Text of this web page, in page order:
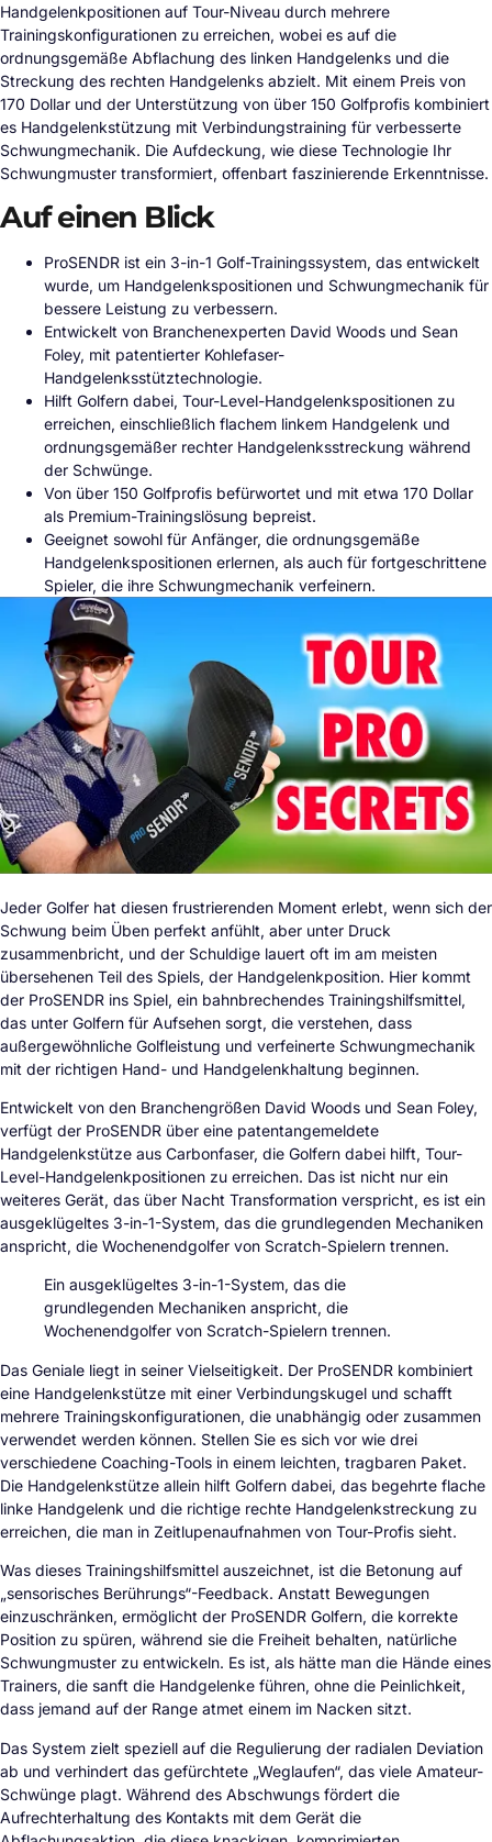
Handgelenkpositionen auf Tour-Niveau durch mehrere
Trainingskonfigurationen zu erreichen, wobei es auf die
ordnungsgemäße Abflachung des linken Handgelenks und die
Streckung des rechten Handgelenks abzielt. Mit einem Preis von
170 Dollar und der Unterstützung von über 150 Golfprofis kombiniert
es Handgelenkstützung mit Verbindungstraining für verbesserte
Schwungmechanik. Die Aufdeckung, wie diese Technologie Ihr
Schwungmuster transformiert, offenbart faszinierende Erkenntnisse.
Auf einen Blick
ProSENDR ist ein 3-in-1 Golf-Trainingssystem, das entwickelt
wurde, um Handgelenkspositionen und Schwungmechanik für
bessere Leistung zu verbessern.
Entwickelt von Branchenexperten David Woods und Sean
Foley, mit patentierter Kohlefaser-
Handgelenksstütztechnologie.
Hilft Golfern dabei, Tour-Level-Handgelenkspositionen zu
erreichen, einschließlich flachem linkem Handgelenk und
ordnungsgemäßer rechter Handgelenksstreckung während
der Schwünge.
Von über 150 Golfprofis befürwortet und mit etwa 170 Dollar
als Premium-Trainingslösung bepreist.
Geeignet sowohl für Anfänger, die ordnungsgemäße
Handgelenkspositionen erlernen, als auch für fortgeschrittene
Spieler, die ihre Schwungmechanik verfeinern.
Jeder Golfer hat diesen frustrierenden Moment erlebt, wenn sich der
Schwung beim Üben perfekt anfühlt, aber unter Druck
zusammenbricht, und der Schuldige lauert oft im am meisten
übersehenen Teil des Spiels, der Handgelenkposition. Hier kommt
der ProSENDR ins Spiel, ein bahnbrechendes Trainingshilfsmittel,
das unter Golfern für Aufsehen sorgt, die verstehen, dass
außergewöhnliche Golfleistung und verfeinerte Schwungmechanik
mit der richtigen Hand- und Handgelenkhaltung beginnen.
Entwickelt von den Branchengrößen David Woods und Sean Foley,
verfügt der ProSENDR über eine patentangemeldete
Handgelenkstütze aus Carbonfaser, die Golfern dabei hilft, Tour-
Level-Handgelenkpositionen zu erreichen. Das ist nicht nur ein
weiteres Gerät, das über Nacht Transformation verspricht, es ist ein
ausgeklügeltes 3-in-1-System, das die grundlegenden Mechaniken
anspricht, die Wochenendgolfer von Scratch-Spielern trennen.
Ein ausgeklügeltes 3-in-1-System, das die
grundlegenden Mechaniken anspricht, die
Wochenendgolfer von Scratch-Spielern trennen.
Das Geniale liegt in seiner Vielseitigkeit. Der ProSENDR kombiniert
eine Handgelenkstütze mit einer Verbindungskugel und schafft
mehrere Trainingskonfigurationen, die unabhängig oder zusammen
verwendet werden können. Stellen Sie es sich vor wie drei
verschiedene Coaching-Tools in einem leichten, tragbaren Paket.
Die Handgelenkstütze allein hilft Golfern dabei, das begehrte flache
linke Handgelenk und die richtige rechte Handgelenkstreckung zu
erreichen, die man in Zeitlupenaufnahmen von Tour-Profis sieht.
Was dieses Trainingshilfsmittel auszeichnet, ist die Betonung auf
„sensorisches Berührungs“-Feedback. Anstatt Bewegungen
einzuschränken, ermöglicht der ProSENDR Golfern, die korrekte
Position zu spüren, während sie die Freiheit behalten, natürliche
Schwungmuster zu entwickeln. Es ist, als hätte man die Hände eines
Trainers, die sanft die Handgelenke führen, ohne die Peinlichkeit,
dass jemand auf der Range atmet einem im Nacken sitzt.
Das System zielt speziell auf die Regulierung der radialen Deviation
ab und verhindert das gefürchtete „Weglaufen“, das viele Amateur-
Schwünge plagt. Während des Abschwungs fördert die
Aufrechterhaltung des Kontakts mit dem Gerät die